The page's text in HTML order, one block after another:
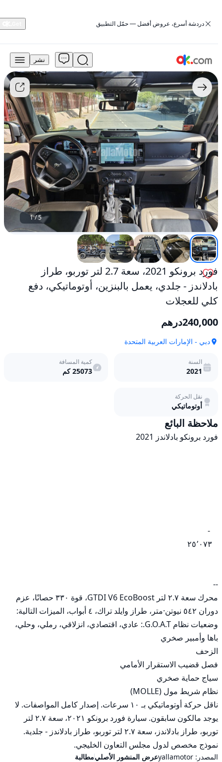
‏دردشة أسرع، عروض أفضل — حمّل التطبيق
240,000
درهم
للبيع
فورد
برونكو
2021،
سعة
2.7
لتر
توربو،
طراز
بادلاندز
-
جلدي،
يعمل
بالبنزين،
أوتوماتيكي،
دفع
كلي
للعجلات
مستعمل
نشر
1/5
فورد برونكو 2021، سعة 2.7 لتر توربو، طراز
بادلاندز - جلدي، يعمل بالبنزين، أوتوماتيكي، دفع
كلي للعجلات
240,000درهم
دبي - الإمارات العربية المتحدة
السنة
2021
كمية المسافة
25073كم
نقل الحركة
أوتوماتيكي
ملاحظة البائع
نموذج مخصص لدول مجلس التعاون الخليجي.
المصدر: yallamotorعرض المنشور الأصليمطالبة